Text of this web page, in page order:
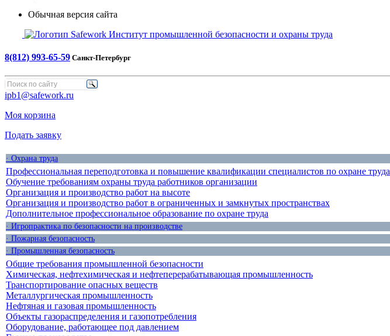
Обычная версия сайта
Safework Институт промышленной безопасности и охраны труда
8(812) 993-65-59 Санкт-Петербург
ipb1@safework.ru
Моя корзина
Подать заявку
· Охрана труда
Профессиональная переподготовка и повышение квалификации специалистов по охране труда
Обучение требованиям охраны труда работников организации
Организация и производство работ на высоте
Организация и производство работ в ограниченных и замкнутых пространствах
Дополнительное профессиональное образование по охране труда
· Игропрактика по безопасности на производстве
· Пожарная безопасность
· Промышленная безопасность
Общие требования промышленной безопасности
Химическая, нефтехимическая и нефтеперерабатывающая промышленность
Транспортирование опасных веществ
Металлургическая промышленность
Нефтяная и газовая промышленность
Объекты газораспределения и газопотребления
Оборудование, работающее под давлением